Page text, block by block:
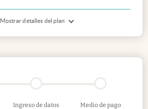
Mostrar detalles del plan
Ingreso de datos Medio de pago